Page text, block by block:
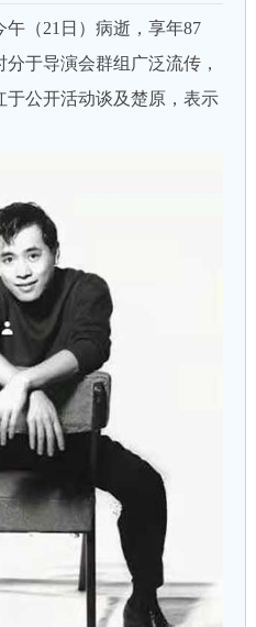
（21日）病逝，享年87
于导演会群组广泛流传，
于公开活动谈及楚原，表示